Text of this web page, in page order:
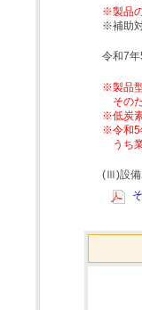
※製品
※補助
令和7
※製品
その
※低炭
※令和5
うち
(Ⅲ)設備